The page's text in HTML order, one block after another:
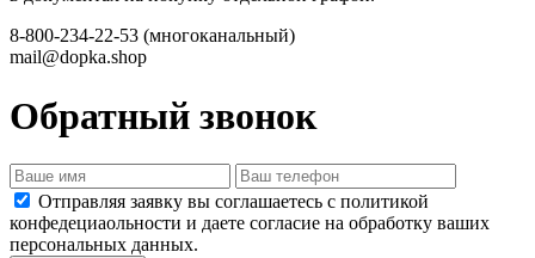
8-800-234-22-53 (многоканальный)
mail@dopka.shop
Обратный звонок
Отправляя заявку вы соглашаетесь с политикой
конфедециаольности и даете согласие на обработку ваших
персональных данных.